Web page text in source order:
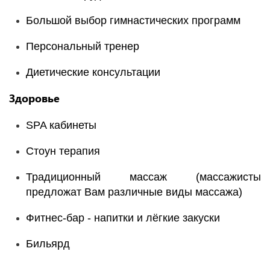
Большой выбор гимнастических программ
Персональный тренер
Диетические консультации
Здоровье
SPA кабинеты
Стоун терапия
Традиционный массаж (массажисты
предложат Вам различные виды массажа)
Фитнес-бар - напитки и лёгкие закуски
Бильярд